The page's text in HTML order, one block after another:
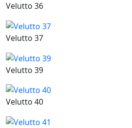
Velutto 36
Velutto 37
Velutto 39
Velutto 40